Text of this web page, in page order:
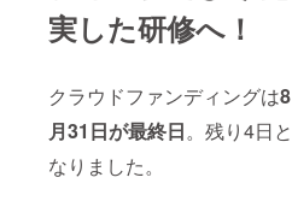
実した研修へ！
クラウドファンディングは8
月31日が最終日。残り4日と
なりました。